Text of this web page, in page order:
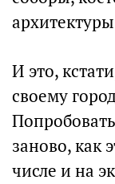
И это,
своему
заново, как
числе и на